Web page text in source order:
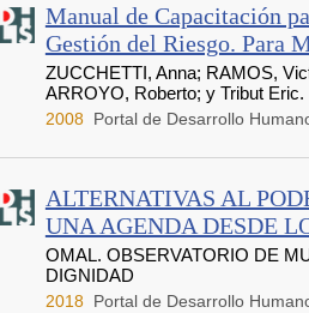
Manual de Capacitación
Gestión del Riesgo. Para
ZUCCHETTI, Anna; RAMOS,
ARROYO, Roberto; y Tribut Eric.
2008 Portal de Desarrollo
ALTERNATIVAS AL
UNA AGENDA DESDE
OMAL. OBSERVATORIO DE
DIGNIDAD
2018 Portal de Desarrollo